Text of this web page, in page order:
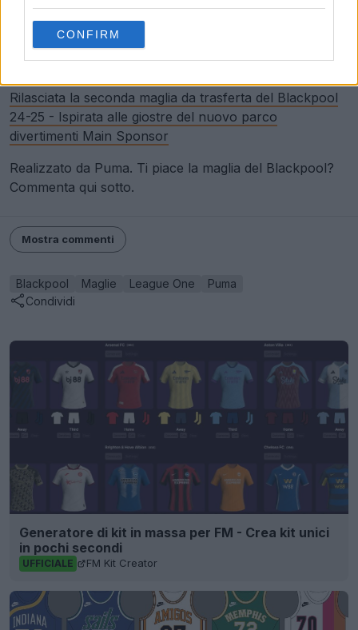
CONFIRM
La maglia Blackpool F.C. 2024-2025 di Puma è
disponibile dal 26 luglio, al prezzo di 55 sterline.
Rilasciata la seconda maglia da trasferta del Blackpool
24-25 - Ispirata alle giostre del nuovo parco
divertimenti Main Sponsor
Realizzato da Puma. Ti piace la maglia del Blackpool?
Commenta qui sotto.
Mostra commenti
Blackpool Maglie League One
Puma
Condividi
Generatore di kit in massa per FM - Crea kit unici
in pochi secondi
UFFICIALE FM Kit Creator